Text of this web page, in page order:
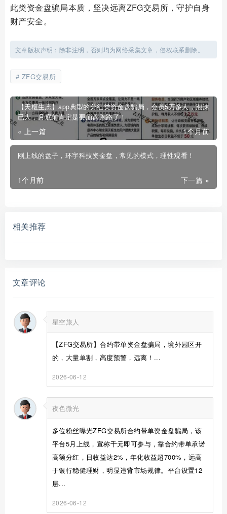
此类资金盘骗局本质，坚决远离ZFG交易所，守护自身
财产安全。
文章版权声明：除非注明，否则均为网络采集文章，侵权联系删除。
ZFG交易所
【天枢生态】app典型的分红类资金盘骗局，会员5万多人，泡沫
已大，月底前肯定是要崩盘跑路了！
« 上一篇 1个月前
刚上线的盘子，环宇科技资金盘，常见的模式，理性观看！
下一篇 »
1个月前
相关推荐
文章评论
星空旅人
【ZFG交易所】合约带单资金盘骗局，境外园区开
的，大量单割，高度预警，远离！...
2026-06-12
夜色微光
多位粉丝曝光ZFG交易所合约带单资金盘骗局，该
平台5月上线，宣称千元即可参与，靠合约带单承诺
高额分红，日收益达2%，年化收益超700%，远高
于银行稳健理财，明显违背市场规律。平台设置12
层...
2026-06-12